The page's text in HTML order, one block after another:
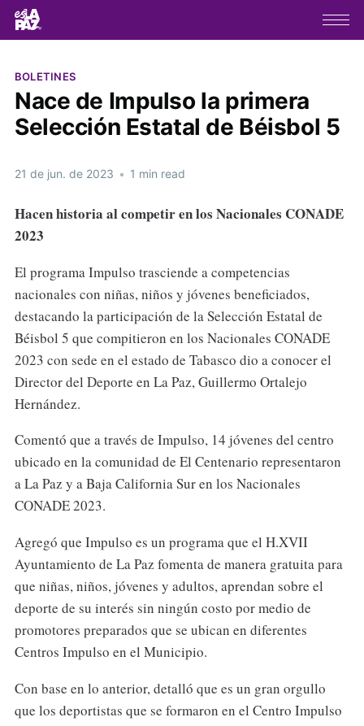
BOLETINES
Nace de Impulso la primera
Selección Estatal de Béisbol 5
21 de jun. de 2023 • 1 min read
Hacen historia al competir en los Nacionales CONADE
2023
El programa Impulso trasciende a competencias
nacionales con niñas, niños y jóvenes beneficiados,
destacando la participación de la Selección Estatal de
Béisbol 5 que compitieron en los Nacionales CONADE
2023 con sede en el estado de Tabasco dio a conocer el
Director del Deporte en La Paz, Guillermo Ortalejo
Hernández.
Comentó que a través de Impulso, 14 jóvenes del centro
ubicado en la comunidad de El Centenario representaron
a La Paz y a Baja California Sur en los Nacionales
CONADE 2023.
Agregó que Impulso es un programa que el H.XVII
Ayuntamiento de La Paz fomenta de manera gratuita para
que niñas, niños, jóvenes y adultos, aprendan sobre el
deporte de su interés sin ningún costo por medio de
promotores preparados que se ubican en diferentes
Centros Impulso en el Municipio.
Con base en lo anterior, detalló que es un gran orgullo
que los deportistas que se formaron en el Centro Impulso